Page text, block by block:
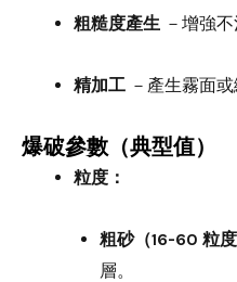
粗糙度產生 －增強
精加工 －產生霧面
爆破參數（典型值）
粒度：
粗砂（16-60 粒度
層。